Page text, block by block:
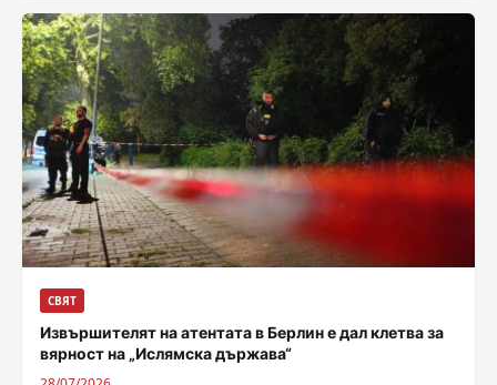
TotalEnergies“, който управлява находището
„Кронос“...
СВЯТ
Извършителят на атентата в Берлин е дал клетва за
вярност на „Ислямска държава“